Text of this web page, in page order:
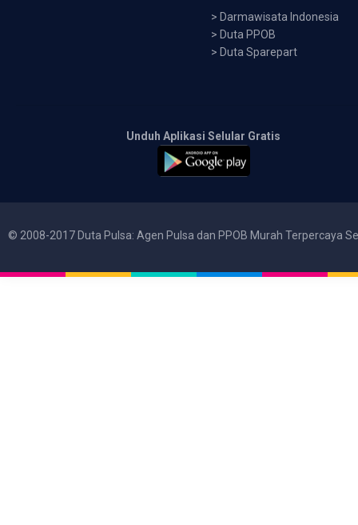
> Darmawisata Indonesia
> Duta PPOB
> Duta Sparepart
Unduh Aplikasi Selular Gratis
© 2008-2017 Duta Pulsa: Agen Pulsa dan PPOB Murah Terpercaya